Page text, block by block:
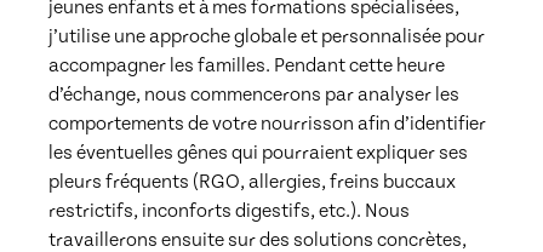
jeunes enfants et à mes formations spécialisées,
j’utilise une approche globale et personnalisée pour
accompagner les familles. Pendant cette heure
d’échange, nous commencerons par analyser les
comportements de votre nourrisson afin d’identifier
les éventuelles gênes qui pourraient expliquer ses
pleurs fréquents (RGO, allergies, freins buccaux
restrictifs, inconforts digestifs, etc.). Nous
travaillerons ensuite sur des solutions concrètes,